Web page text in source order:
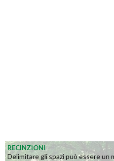
RECINZIONI
Delimitare gli spazi può essere un